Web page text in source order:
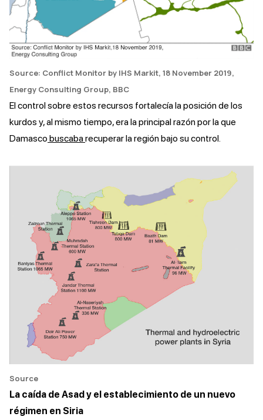
Source: Conflict Monitor by IHS Markit, 18 November 2019,
Energy Consulting Group, BBC
El control sobre estos recursos fortalecía la posición de los
kurdos y, al mismo tiempo, era la principal razón por la que
Damasco buscabarecuperar la región bajo su control.
Source
La caída de Asad y el establecimiento de un nuevo
régimen en Siria